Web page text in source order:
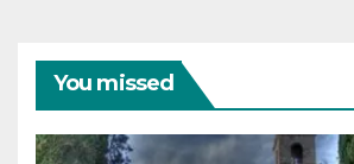
You missed